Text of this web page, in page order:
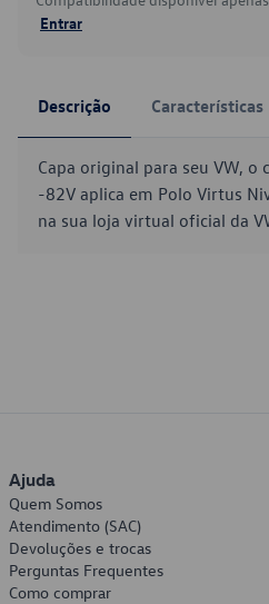
Entrar
Descrição Características
Capa original para seu VW,
-82V aplica em Polo Virtus
na sua loja virtual oficial da
Ajuda
Quem Somos
Atendimento (SAC)
Devoluções e trocas
Perguntas Frequentes
Como comprar